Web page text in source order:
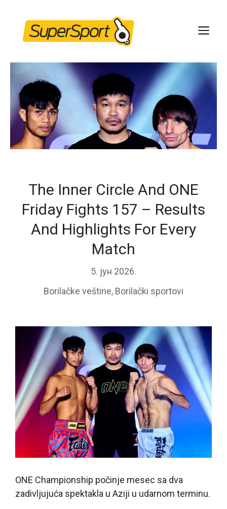
content
The Inner Circle And ONE
Friday Fights 157 – Results
And Highlights For Every
Match
5. јун 2026.
Borilačke veštine, Borilački sportovi
ONE Championship počinje mesec sa dva
zadivljujuća spektakla u Aziji u udarnom terminu.